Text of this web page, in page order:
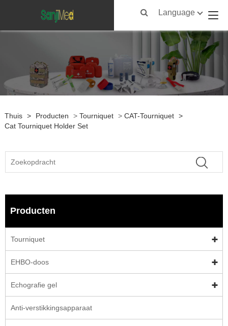
Language
Thuis > Producten > Tourniquet > CAT-Tourniquet >
Cat Tourniquet Holder Set
Producten
Tourniquet
EHBO-doos
Echografie gel
Anti-verstikkingsapparaat